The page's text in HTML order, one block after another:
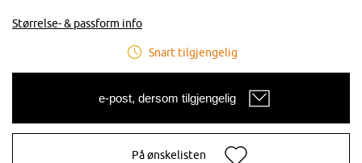
Størrelse- & passform info
Snart tilgjengelig
e-post, dersom tilgjengelig
På ønskelisten